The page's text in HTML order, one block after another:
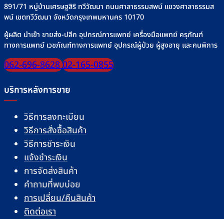
891/71 หมู่บ้านเศรษฐสิริ ทวีวัฒนา ถนนศาลาธรรมสพน์ แขวงศาลาธรรมส
พน์ เขตทวีวัฒนา จังหวัดกรุงเทพมหานคร 10170
ผู้ผลิต นำเข้า ขายส่ง-ปลีก อุปกรณ์การแพทย์ เครื่องมือแพทย์ ครุภัณฑ์
ทางการแพทย์ เวชภัณฑ์ทางการแพทย์ อุปกรณ์ผู้ป่วย ผู้สูงอายุ และคนพิการ
062-696-862802-165-0855
บริการหลังการขาย
วิธีการลงทะเบียน
วิธีการสั่งซื้อสินค้า
วิธีการชำระเงิน
แจ้งชำระเงิน
การจัดส่งสินค้า
คำถามที่พบบ่อย
การเปลี่ยน/คืนสินค้า
ติดต่อเรา